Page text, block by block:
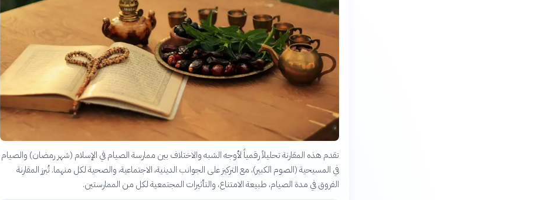
تقدم هذه المقارنة تحليلاً رقمياً لأوجه الشبه والاختلاف بين ممارسة الصيام في الإسلام (شهر رمضان) والصيام
في المسيحية (الصوم الكبير)، مع التركيز على الجوانب الدينية، الاجتماعية، والصحية لكل منهما. تُبرز المقارنة
الفروق في مدة الصيام، طبيعة الامتناع، والتأثيرات المجتمعية لكل من الممارستين.